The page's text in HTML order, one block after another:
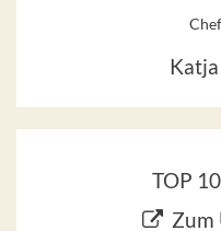
TOP
Zum